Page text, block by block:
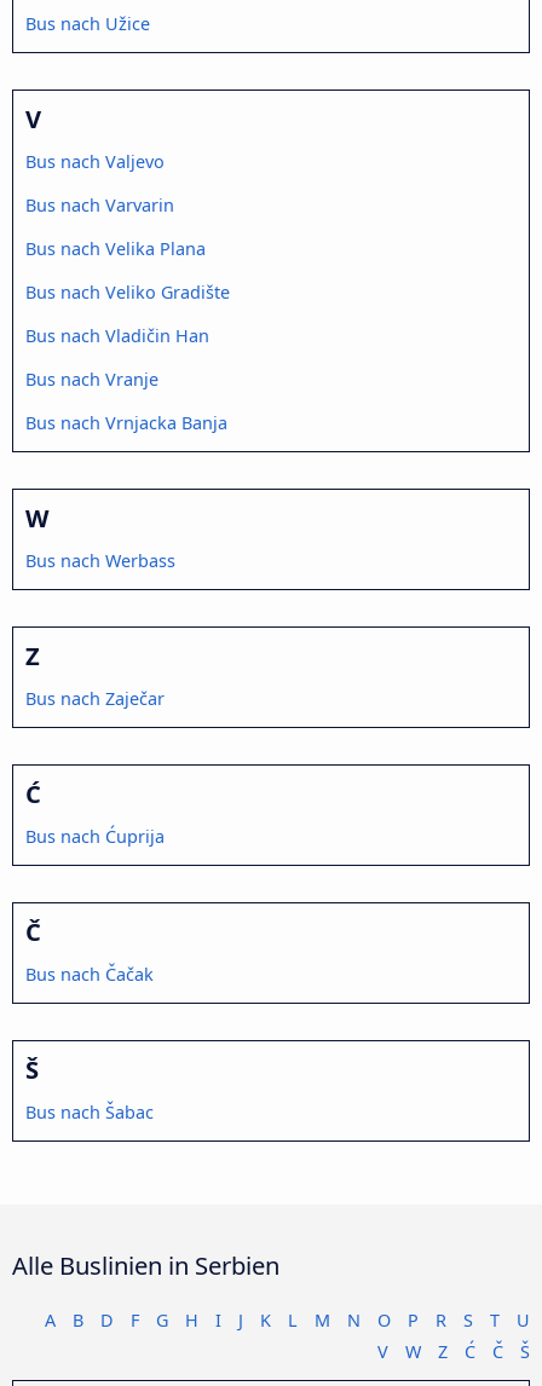
Bus nach Užice
V
Bus nach Valjevo
Bus nach Varvarin
Bus nach Velika Plana
Bus nach Veliko Gradište
Bus nach Vladičin Han
Bus nach Vranje
Bus nach Vrnjacka Banja
W
Bus nach Werbass
Z
Bus nach Zaječar
Ć
Bus nach Ćuprija
Č
Bus nach Čačak
Š
Bus nach Šabac
Alle Buslinien in Serbien
A B D F G H I J K L M N O P R S T
U
V
W Z Ć Č Š